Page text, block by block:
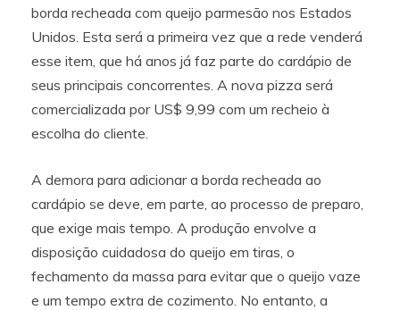
borda recheada com queijo parmesão nos Estados
Unidos. Esta será a primeira vez que a rede venderá
esse item, que há anos já faz parte do cardápio de
seus principais concorrentes. A nova pizza será
comercializada por US$ 9,99 com um recheio à
escolha do cliente.
A demora para adicionar a borda recheada ao
cardápio se deve, em parte, ao processo de preparo,
que exige mais tempo. A produção envolve a
disposição cuidadosa do queijo em tiras, o
fechamento da massa para evitar que o queijo vaze
e um tempo extra de cozimento. No entanto, a